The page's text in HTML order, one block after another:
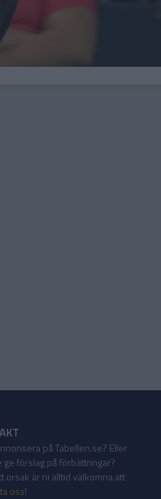
på Tabellen.se? Eller
ge förslag på förbättringar?
orsak är ni alltid välkomna att
oss!